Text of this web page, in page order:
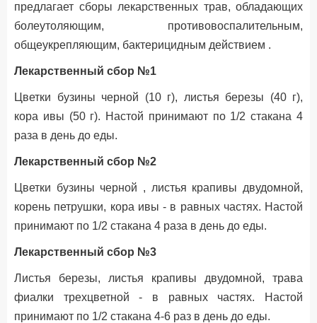
предлагает сборы лекарственных трав, обладающих
болеутоляющим, противовоспалительным,
общеукрепляющим, бактерицидным действием .
Лекарственный сбор №1
Цветки бузины черной (10 г), листья березы (40 г),
кора ивы (50 г). Настой принимают по 1/2 стакана 4
раза в день до еды.
Лекарственный сбор №2
Цветки бузины черной , листья крапивы двудомной,
корень петрушки, кора ивы - в равных частях. Настой
принимают по 1/2 стакана 4 раза в день до еды.
Лекарственный сбор №3
Листья березы, листья крапивы двудомной, трава
фиалки трехцветной - в равных частях. Настой
принимают по 1/2 стакана 4-6 раз в день до еды.